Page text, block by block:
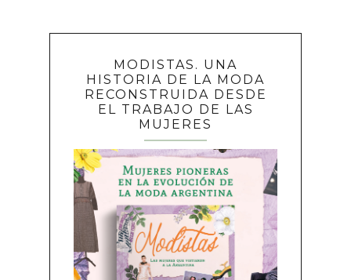
MODISTAS. UNA
HISTORIA DE LA MODA
RECONSTRUIDA DESDE
EL TRABAJO DE LAS
MUJERES